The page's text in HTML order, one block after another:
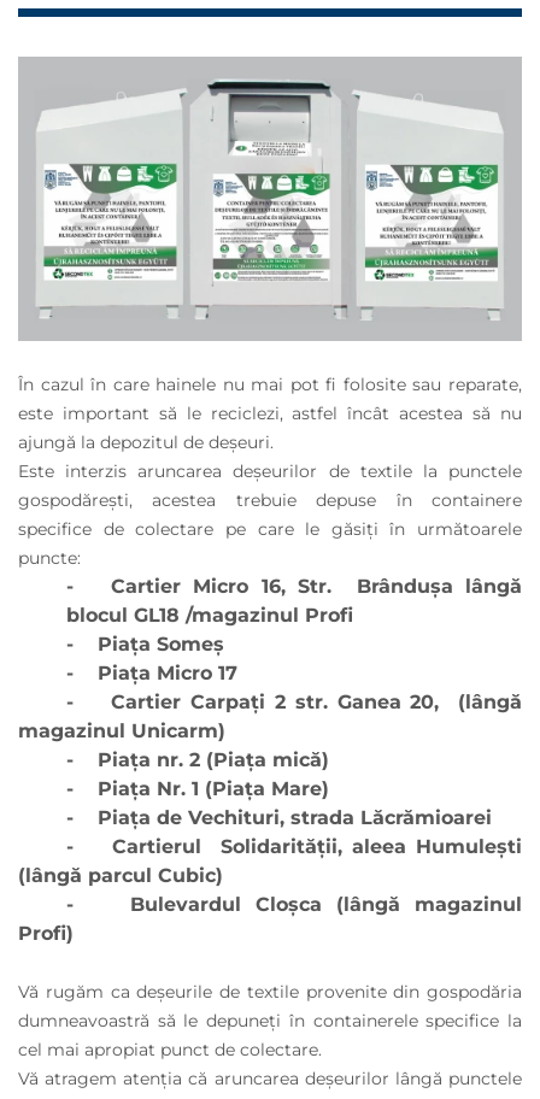
În cazul în care hainele nu mai pot fi folosite sau reparate,
este important să le reciclezi, astfel încât acestea să nu
ajungă la depozitul de deșeuri.
Este interzis aruncarea deșeurilor de textile la punctele
gospodărești, acestea trebuie depuse în containere
specifice de colectare pe care le găsiți în următoarele
puncte:
- Cartier Micro 16, Str. Brândușa lângă
blocul GL18 /magazinul Profi
- Piața Someș
- Piața Micro 17
- Cartier Carpați 2 str. Ganea 20, (lângă
magazinul Unicarm)
- Piața nr. 2 (Piața mică)
- Piața Nr. 1 (Piața Mare)
- Piața de Vechituri, strada Lăcrămioarei
- Cartierul Solidarității, aleea Humulești
(lângă parcul Cubic)
- Bulevardul Cloșca (lângă magazinul
Profi)
Vă rugăm ca deșeurile de textile provenite din gospodăria
dumneavoastră să le depuneți în containerele specifice la
cel mai apropiat punct de colectare.
Vă atragem atenția că aruncarea deșeurilor lângă punctele